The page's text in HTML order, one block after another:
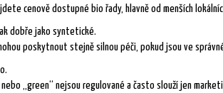
cenově dostupné bio řady, hlavně od menších
dobře jako syntetické.
poskytnout stejně silnou péči, pokud jsou ve
„green“ nejsou regulované a často slouží jen